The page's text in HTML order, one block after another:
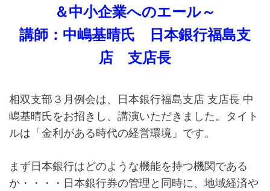
＆中小企業へのエール～
講師：中嶋基晴氏 日本銀行福島支
店 支店長
相双支部３月例会は、日本銀行福島支店 支店長 中
嶋基晴氏をお招きし、講演いただきました。タイト
ルは「金利がある時代の経営環境」です。
まず日本銀行はどのような機能を持つ機関である
か・・・・日本銀行券の管理と同時に、地域経済や